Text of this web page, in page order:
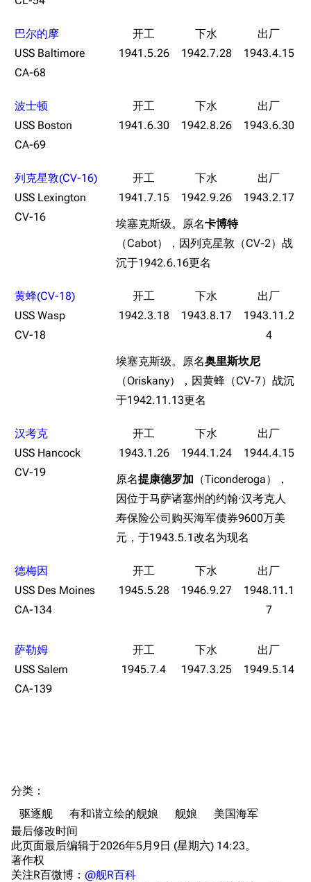
1696 6687 11.9万
留言讨论页
新文件
编辑规范
随便逛逛
特殊页面
游戏系统
新手入门
推荐角色与游戏技
远征
任务
好感度
战利品与功勋
技能
舰娘与装备
按编号
按国籍
深海舰队
装备图鉴
装备属性一览
港区系统
收藏室
宿舍与家具
餐厅与料理
浴室
杂学考据
历次活动关卡图标
舰娘对话小剧场
游戏动态
巴尔的摩
USS Baltimore
CA-68
1941.5.26 1942.7.28 1943.4.15
波士顿
USS Boston
CA-69
1941.6.30 1942.8.26 1943.6.30
列克星敦(CV-16)
USS Lexington
CV-16
1941.7.15 1942.9.26
1943.2.17
埃塞克斯级。原名卡博特
（Cabot），因列克星敦（CV-2）战
沉于1942.6.16更名
黄蜂(CV-18)
USS Wasp
CV-18
1942.3.18 1943.8.17
1943.11.2
4
埃塞克斯级。原名奥里斯坎尼
（Oriskany），因黄蜂（CV-7）战沉
于1942.11.13更名
汉考克
USS Hancock
CV-19
1943.1.26 1944.1.24
1944.4.15
原名提康德罗加 （Ticonderoga），
因位于马萨诸塞州的约翰·汉考克人
寿保险公司购买海军债券9600万美
元，于1943.5.1改名为现名
德梅因
USS Des Moines
CA-134
1945.5.28 1946.9.27
1948.11.1
7
萨勒姆
USS Salem
CA-139
1945.7.4 1947.3.25 1949.5.14
分类 ：​
驱逐舰
有和谐立绘的舰娘 舰娘
美国海军
最后修改时间
此页面最后编辑于2026年5月9日 (星期六) 14:23。
著作权
关注R百微博： @舰R百科